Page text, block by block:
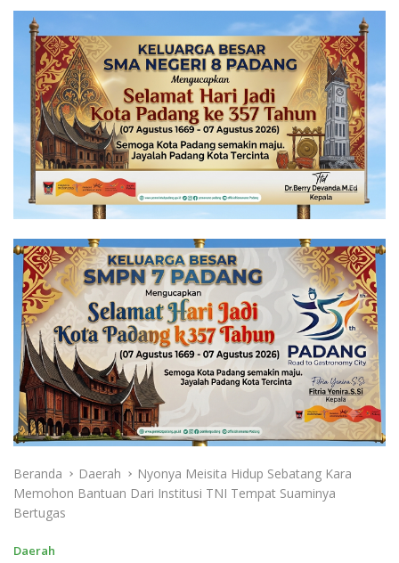
Beranda Daerah
Nyonya Meisita Hidup Sebatang Kara
Memohon Bantuan Dari Institusi TNI Tempat Suaminya
Bertugas
Daerah